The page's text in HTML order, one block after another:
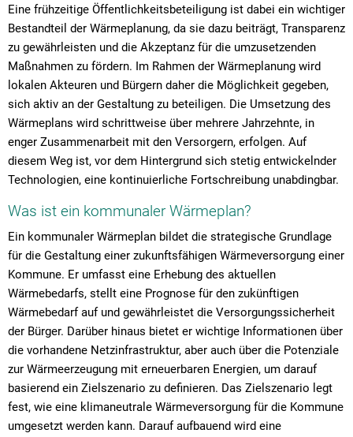
Eine frühzeitige Öffentlichkeitsbeteiligung ist dabei ein wichtiger
Bestandteil der Wärmeplanung, da sie dazu beiträgt, Transparenz
zu gewährleisten und die Akzeptanz für die umzusetzenden
Maßnahmen zu fördern. Im Rahmen der Wärmeplanung wird
lokalen Akteuren und Bürgern daher die Möglichkeit gegeben,
sich aktiv an der Gestaltung zu beteiligen. Die Umsetzung des
Wärmeplans wird schrittweise über mehrere Jahrzehnte, in
enger Zusammenarbeit mit den Versorgern, erfolgen. Auf
diesem Weg ist, vor dem Hintergrund sich stetig entwickelnder
Technologien, eine kontinuierliche Fortschreibung unabdingbar.
Was ist ein kommunaler Wärmeplan?
Ein kommunaler Wärmeplan bildet die strategische Grundlage
für die Gestaltung einer zukunftsfähigen Wärmeversorgung einer
Kommune. Er umfasst eine Erhebung des aktuellen
Wärmebedarfs, stellt eine Prognose für den zukünftigen
Wärmebedarf auf und gewährleistet die Versorgungssicherheit
der Bürger. Darüber hinaus bietet er wichtige Informationen über
die vorhandene Netzinfrastruktur, aber auch über die Potenziale
zur Wärmeerzeugung mit erneuerbaren Energien, um darauf
basierend ein Zielszenario zu definieren. Das Zielszenario legt
fest, wie eine klimaneutrale Wärmeversorgung für die Kommune
umgesetzt werden kann. Darauf aufbauend wird eine